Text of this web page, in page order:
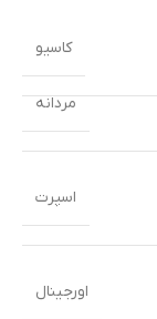
مردانه
اسپرت
اورجینال
کاسیو